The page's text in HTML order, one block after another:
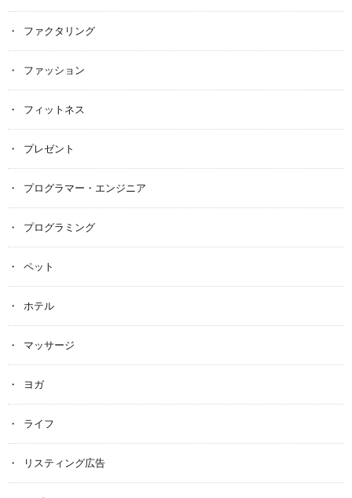
ファクタリング
ファッション
フィットネス
プレゼント
プログラマー・エンジニア
プログラミング
ペット
ホテル
マッサージ
ヨガ
ライフ
リスティング広告